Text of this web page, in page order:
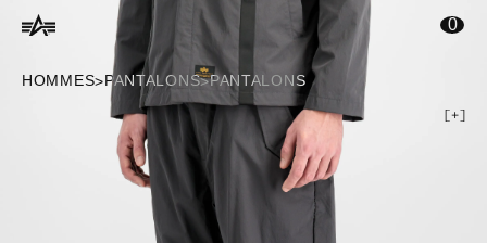
principal 0
HOMMES>PANTALONS>PANTALONS